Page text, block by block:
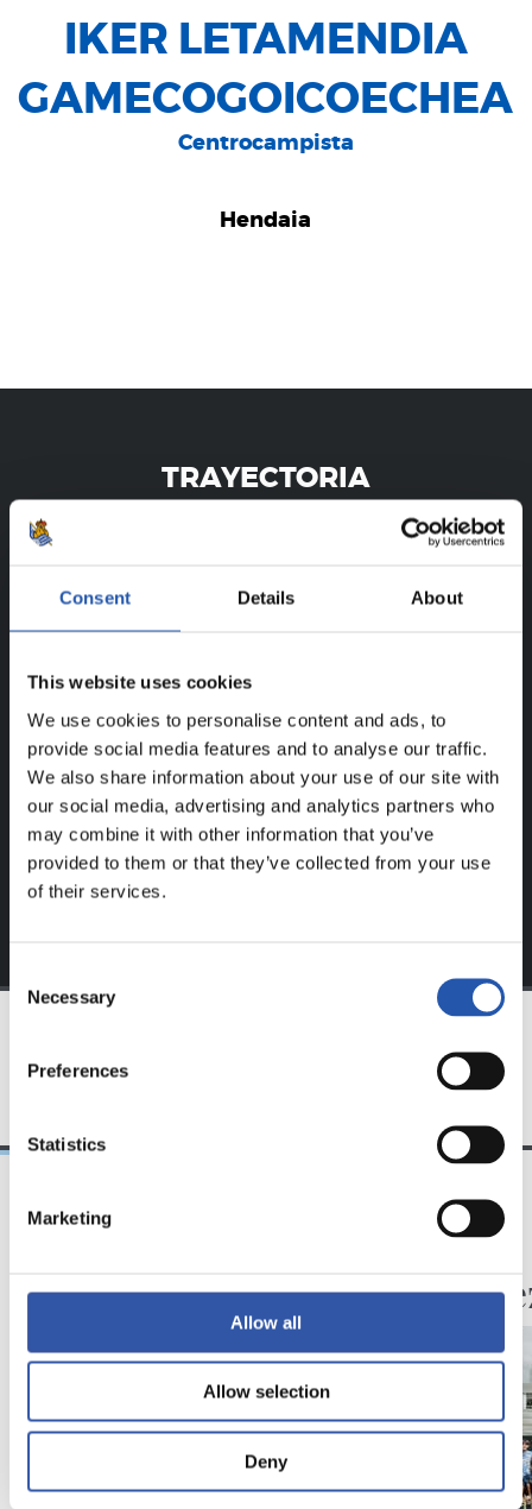
Consent Details About
This website uses cookies
We use cookies to personalise content and ads, to
provide social media features and to analyse our traffic.
We also share information about your use of our site with
our social media, advertising and analytics partners who
may combine it with other information that you’ve
provided to them or that they’ve collected from your use
of their services.
Selection
Necessary
Preferences
Statistics
Marketing
Allow all
Allow selection
Deny
IKER LETAMENDIA
GAMECOGOICOECHEA
Centrocampista
Hendaia
TRAYECTORIA
¡SOLO PARA USUARIOS
Este contenido es solo para los usuarios registrados en
nuestra web.
Regístrate haciendo clic en el Login
y disfruta de
contenido exclusivo para ti.
Ya entrenan
28/07/2025